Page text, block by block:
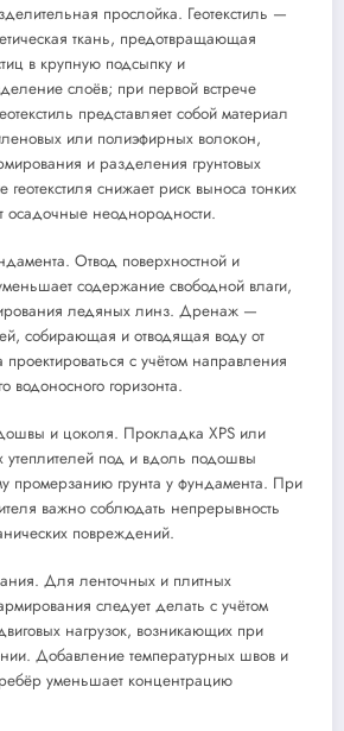
прослойка. Геотекстиль —
ткань, предотвращающая
в крупную подсыпку и
слоёв; при первой встрече
представляет собой материал
или полиэфирных волокон,
и разделения грунтовых
снижает риск выноса тонких
осадочные неоднородности.
Отвод поверхностной и
содержание свободной влаги,
ледяных линз. Дренаж —
собирающая и отводящая воду от
с учётом направления
водоносного горизонта.
и цоколя. Прокладка XPS или
утеплителей под и вдоль подошвы
промерзанию грунта у фундамента. При
важно соблюдать непрерывность
повреждений.
Для ленточных и плитных
следует делать с учётом
нагрузок, возникающих при
Добавление температурных швов и
уменьшает концентрацию